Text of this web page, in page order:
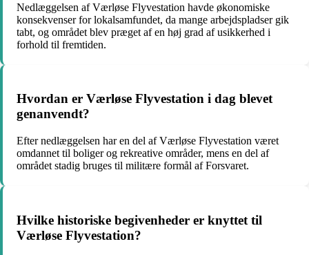
Nedlæggelsen af Værløse Flyvestation havde økonomiske
konsekvenser for lokalsamfundet, da mange arbejdspladser gik
tabt, og området blev præget af en høj grad af usikkerhed i
forhold til fremtiden.
Hvordan er Værløse Flyvestation i dag blevet
genanvendt?
Efter nedlæggelsen har en del af Værløse Flyvestation været
omdannet til boliger og rekreative områder, mens en del af
området stadig bruges til militære formål af Forsvaret.
Hvilke historiske begivenheder er knyttet til
Værløse Flyvestation?